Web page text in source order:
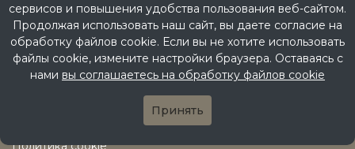
Политика конфиденциальности
Согласие на обработку персональных данных
Политика cookie
сервисов и повышения удобства пользования веб-сайтом.
Продолжая использовать наш сайт, вы даете согласие на
обработку файлов cookie. Если вы не хотите использовать
файлы cookie, измените настройки браузера. Оставаясь с
нами вы соглашаетесь на обработку файлов cookie
Принять